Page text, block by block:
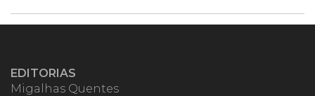
EDITORIAS
Migalhas Quentes